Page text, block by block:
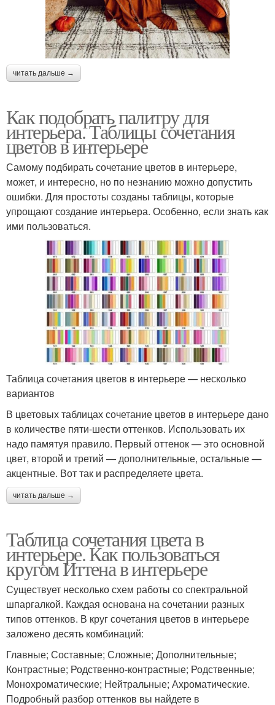
читать дальше →
Как подобрать палитру для
интерьера. Таблицы сочетания
цветов в интерьере
Самому подбирать сочетание цветов в интерьере,
может, и интересно, но по незнанию можно допустить
ошибки. Для простоты созданы таблицы, которые
упрощают создание интерьера. Особенно, если знать как
ими пользоваться.
Таблица сочетания цветов в интерьере — несколько
вариантов
В цветовых таблицах сочетание цветов в интерьере дано
в количестве пяти-шести оттенков. Использовать их
надо памятуя правило. Первый оттенок — это основной
цвет, второй и третий — дополнительные, остальные —
акцентные. Вот так и распределяете цвета.
читать дальше →
Таблица сочетания цвета в
интерьере. Как пользоваться
кругом Иттена в интерьере
Существует несколько схем работы со спектральной
шпаргалкой. Каждая основана на сочетании разных
типов оттенков. В круг сочетания цветов в интерьере
заложено десять комбинаций:
Главные; Составные; Сложные; Дополнительные;
Контрастные; Родственно-контрастные; Родственные;
Монохроматические; Нейтральные; Ахроматические.
Подробный разбор оттенков вы найдете в